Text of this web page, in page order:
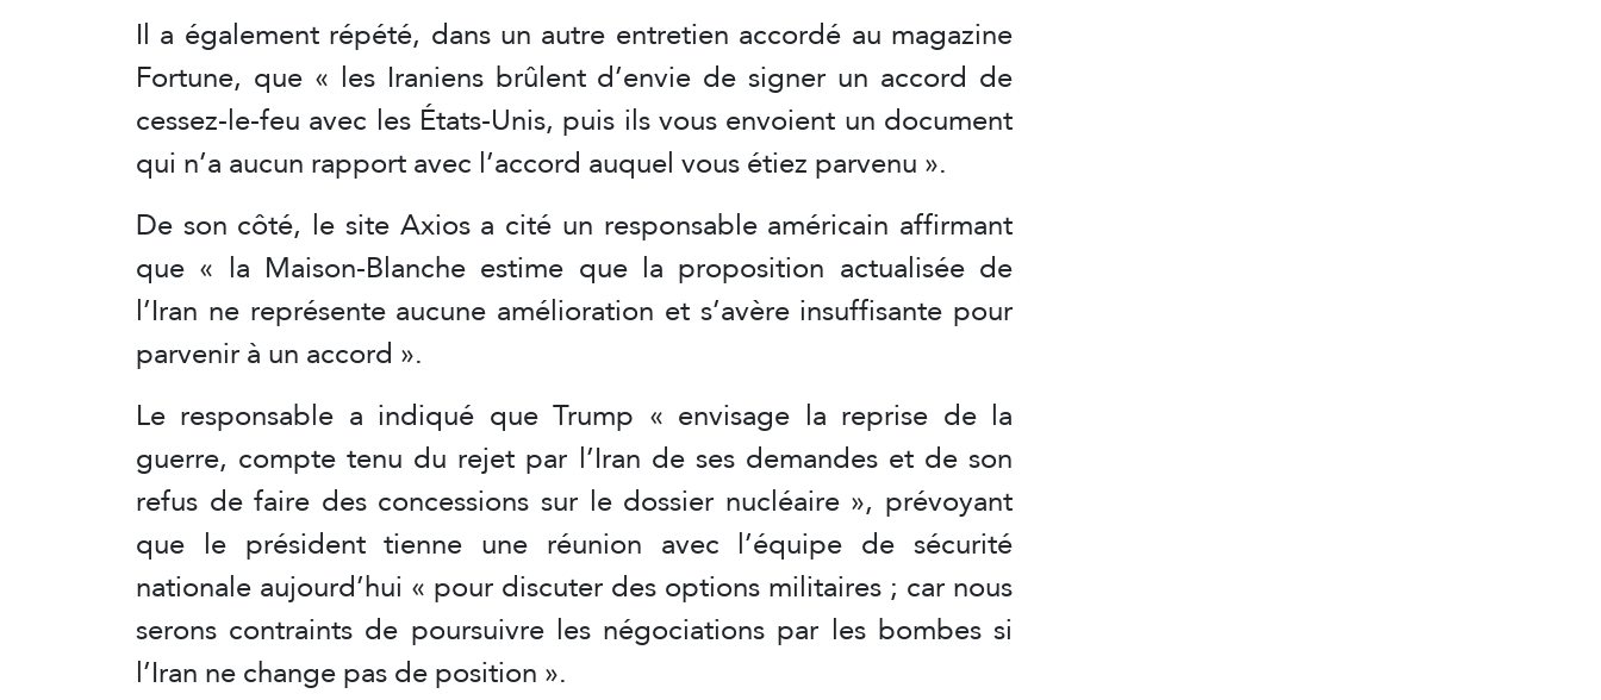
Il a également répété, dans un autre entretien accordé au magazine
Fortune, que « les Iraniens brûlent d’envie de signer un accord de
cessez-le-feu avec les États-Unis, puis ils vous envoient un document
qui n’a aucun rapport avec l’accord auquel vous étiez parvenu ».
De son côté, le site Axios a cité un responsable américain affirmant
que « la Maison-Blanche estime que la proposition actualisée de
l’Iran ne représente aucune amélioration et s’avère insuffisante pour
parvenir à un accord ».
Le responsable a indiqué que Trump « envisage la reprise de la
guerre, compte tenu du rejet par l’Iran de ses demandes et de son
refus de faire des concessions sur le dossier nucléaire », prévoyant
que le président tienne une réunion avec l’équipe de sécurité
nationale aujourd’hui « pour discuter des options militaires ; car nous
serons contraints de poursuivre les négociations par les bombes si
l’Iran ne change pas de position ».